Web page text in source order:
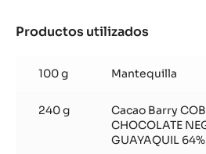
Productos utilizados
de
chocolate
100 g Mantequilla
240 g
Cacao Barry
CHOCOLATE
GUAYAQUIL